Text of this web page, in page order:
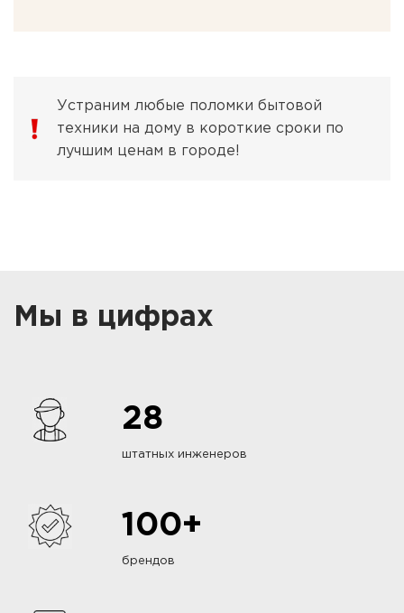
Устраним любые поломки бытовой
техники на дому в короткие сроки по
лучшим ценам в городе!
Мы в цифрах
28
штатных инженеров
100+
брендов